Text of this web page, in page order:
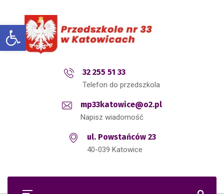
Open toolbar
32 255 51 33
Telefon do przedszkola
mp33katowice@o2.pl
Napisz wiadomość
ul. Powstańców 23
40-039 Katowice